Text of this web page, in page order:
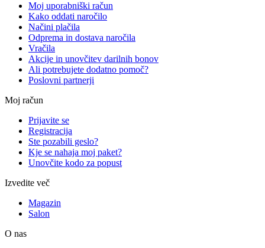
Moj uporabniški račun
Kako oddati naročilo
Načini plačila
Odprema in dostava naročila
Vračila
Akcije in unovčitev darilnih bonov
Ali potrebujete dodatno pomoč?
Poslovni partnerji
Moj račun
Prijavite se
Registracija
Ste pozabili geslo?
Kje se nahaja moj paket?
Unovčite kodo za popust
Izvedite več
Magazin
Salon
O nas